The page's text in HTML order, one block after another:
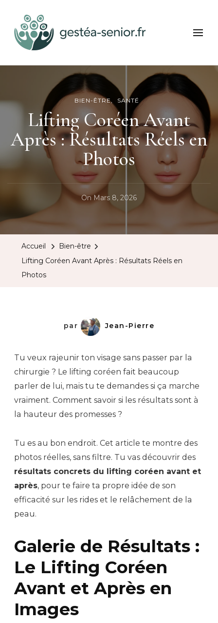
Gestea Senior
Bien-être et services seniors
BIEN-ÊTRE SANTÉ
Lifting Coréen Avant
Après : Résultats Réels en
Photos
On Mars 8, 2026
Accueil
Bien-être
Lifting Coréen Avant Après : Résultats Réels en
Photos
par Jean-Pierre
Tu veux rajeunir ton visage sans passer par la
chirurgie ? Le lifting coréen fait beaucoup
parler de lui, mais tu te demandes si ça marche
vraiment. Comment savoir si les résultats sont à
la hauteur des promesses ?
Tu es au bon endroit. Cet article te montre des
photos réelles, sans filtre. Tu vas découvrir des
résultats concrets du lifting coréen avant et
après, pour te faire ta propre idée de son
efficacité sur les rides et le relâchement de la
peau.
Galerie de Résultats :
Le Lifting Coréen
Avant et Après en
Images